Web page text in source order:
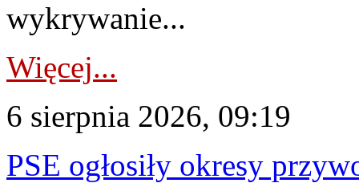
wykrywanie...
Więcej...
6 sierpnia 2026, 09:19
PSE ogłosiły okresy